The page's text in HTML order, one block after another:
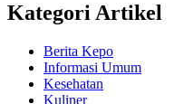
Kategori Artikel
Berita Kepo
Informasi Umum
Kesehatan
Kuliner